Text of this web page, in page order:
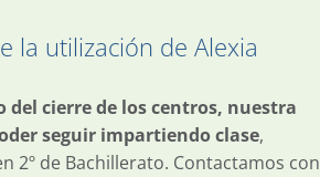
la utilización de Alexia
del cierre de los centros, nuestra
seguir impartiendo clase,
2º de Bachillerato. Contactamos con